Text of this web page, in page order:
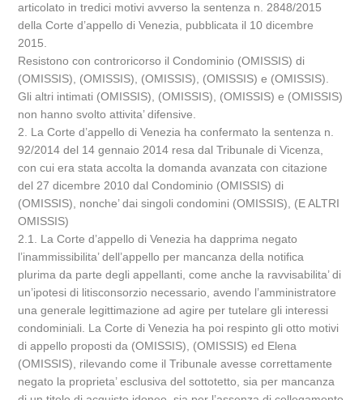
articolato in tredici motivi avverso la sentenza n. 2848/2015
della Corte d’appello di Venezia, pubblicata il 10 dicembre
2015.
Resistono con controricorso il Condominio (OMISSIS) di
(OMISSIS), (OMISSIS), (OMISSIS), (OMISSIS) e (OMISSIS).
Gli altri intimati (OMISSIS), (OMISSIS), (OMISSIS) e (OMISSIS)
non hanno svolto attivita’ difensive.
2. La Corte d’appello di Venezia ha confermato la sentenza n.
92/2014 del 14 gennaio 2014 resa dal Tribunale di Vicenza,
con cui era stata accolta la domanda avanzata con citazione
del 27 dicembre 2010 dal Condominio (OMISSIS) di
(OMISSIS), nonche’ dai singoli condomini (OMISSIS), (E ALTRI
OMISSIS)
2.1. La Corte d’appello di Venezia ha dapprima negato
l’inammissibilita’ dell’appello per mancanza della notifica
plurima da parte degli appellanti, come anche la ravvisabilita’ di
un’ipotesi di litisconsorzio necessario, avendo l’amministratore
una generale legittimazione ad agire per tutelare gli interessi
condominiali. La Corte di Venezia ha poi respinto gli otto motivi
di appello proposti da (OMISSIS), (OMISSIS) ed Elena
(OMISSIS), rilevando come il Tribunale avesse correttamente
negato la proprieta’ esclusiva del sottotetto, sia per mancanza